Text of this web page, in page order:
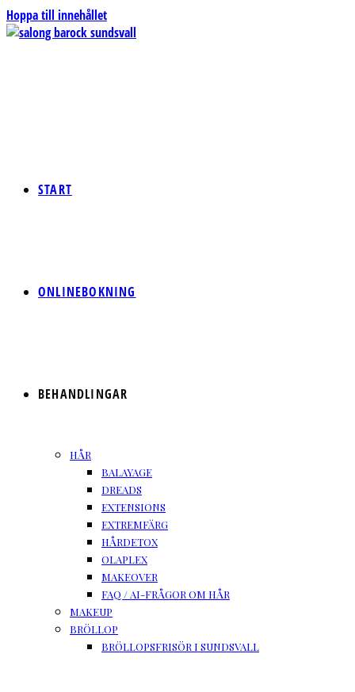
Hoppa till innehållet
START
ONLINEBOKNING
BEHANDLINGAR
HÅR
BALAYAGE
DREADS
EXTENSIONS
EXTREMFÄRG
HÅRDETOX
OLAPLEX
MAKEOVER
FAQ / AI-FRÅGOR OM HÅR
MAKEUP
BRÖLLOP
BRÖLLOPSFRISÖR I SUNDSVALL